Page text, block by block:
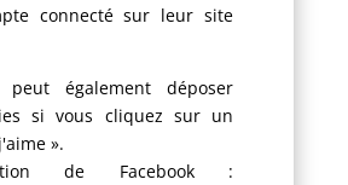
connecté sur leur site
peut également déposer
si vous cliquez sur un
».
de Facebook :